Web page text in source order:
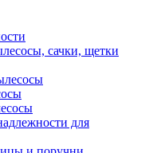
сачки, щетки
для